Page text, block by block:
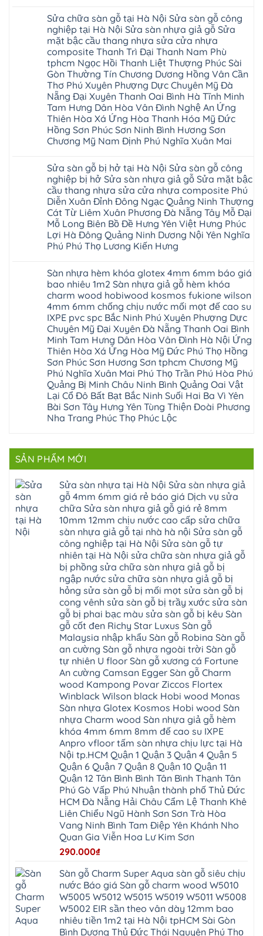
Thanh
Xuân
Kim
Động
Văn
Giang
Cầu
Giấy
Văn
Lâm
tphcm
Khoái
Châu
Trì
Thanh
Xuân
Đoan
Hùng
Thanh
Ba
Cầu
Giấy
Hạ
Hòa
Cẩm
Khê
Tây
Hồ
Yên
Lập
Thanh
Ninh
hưng
yên
Lâm
Thao
Tam
Nông
hải
phòng
Thanh
Thủy
Tân
Hoài
Đức
Bình
Dương
Thủ
Đức
Thanh
Xuân
Thái
Nguyên
Phú
Thọ
Bắc
Giang
Long
Biên
Hải
Dương
Bắc
Ninh
Gia
Lâm
Hà
Nam
Hà
Nội
Hưng
Yên
Đông
Anh
Nam
Định
Sóc
Sơn
Ninh
Bình
Thái
Bình
Vĩnh
Phúc
Tây
Hồ
Thanh
Hóa
Đống
Đa
Nghệ
An
nhựa
giả
gỗ
cong
vênh
Sửa
mặt
bậc
cầu
thang
nhựa
sửa
cửa
nhựa
composite
hoài
đức
đan
thanh
oai
ứng
hòa
long
biên
sài
gòn
đông
anh
sóc
sơn
đà
nẵng
thanh
xuân
cầu
giấy
hoành
bồ
hạ
long
ninh
giang
hoàng
mai
quảng
ninh
tây
hồ
sơn
tây
thất
mê
linh
thanh
quốc
đông
phòng
xuyên
đống
giang
bình
luận
ở
Sửa
chữa
sàn
gỗ
bị
phồng
tại
Hà
Nội
Sửa
sàn
gỗ
công
nghiệp
Nội
Sửa
sàn
nhựa
giả
gỗ
Sửa
mặt
bậc
cầu
thang
nhựa
nhựa
composite
Phúc
Thọ
Phúc
Lộc
Hát
Môn
Sài
Gòn
Thạch
Thất
Hạ
Bằng
Tây
Phương
tphcm
Hòa
Lạc
Yên
Xuân
Đạo
Đà
Nẵng
Đồng
Dương
Đồng
Khánh
Phượng
Thuận
Tràng
Đổng
Phòng
Đông
Phúc
Thịnh
Thiên
Quảng
Thanh
Hưng
Quang
Minh
Nam
Sửa chữa sàn gỗ tại Hà Nội Sửa sàn gỗ công
nghiệp tại Hà Nội Sửa sàn nhựa giả gỗ Sửa
mặt bậc cầu thang nhựa sửa cửa nhựa
composite Thanh Trì Đại Thanh Nam Phù
tphcm Ngọc Hồi Thanh Liệt Thượng Phúc Sài
Gòn Thường Tín Chương Dương Hồng Vân Cần
Thơ Phú Xuyên Phượng Dực Chuyên Mỹ Đà
Nẵng Đại Xuyên Thanh Oai Bình Hà Tĩnh Minh
Tam Hưng Dân Hòa Vân Đình Nghệ An Ứng
Thiên Hòa Xá Ứng Hòa Thanh Hóa Mỹ Đức
Hồng Sơn Phúc Sơn Ninh Bình Hương Sơn
Chương Mỹ Nam Định Phú Nghĩa Xuân Mai
bình
luận
ở
Sửa
chữa
sàn
gỗ
tại
Hà
Nội
Sửa
sàn
nghiệp
tại
Hà
Nội
Sửa
sàn
nhựa
giả
gỗ
Sửa
mặt
bậc
cầu
thang
nhựa
sửa
cửa
nhựa
composite
Thanh
Nam
Phù
Thanh
Thượng
Phúc
Thường
Chương
Dương
Hồng
Xuyên
Phượng
Chuyên
Nẵng
Xuyên
Thanh
Minh
Hưng
Nghệ
Thiên
Thanh
Hồng
Phúc
Hương
Chương
Nam
Sửa sàn gỗ bị hở tại Hà Nội Sửa sàn gỗ công
nghiệp bị hở Sửa sàn nhựa giả gỗ Sửa mặt bậc
cầu thang nhựa sửa cửa nhựa composite Phú
Diễn Xuân Đỉnh Đông Ngạc Quảng Ninh Thượng
Cát Từ Liêm Xuân Phương Đà Nẵng Tây Mỗ Đại
Mỗ Long Biên Bồ Đề Hưng Yên Việt Hưng Phúc
Lợi Hà Đông Quảng Ninh Dương Nội Yên Nghĩa
Phú Phú Thọ Lương Kiến Hưng
bình
luận
ở
Sửa
sàn
gỗ
bị
hở
tại
Hà
Nội
Sửa
sàn
gỗ
công
nghiệp
bị
hở
Sửa
sàn
Sửa
mặt
bậc
cầu
nhựa
nhựa
composite
Xuân
Đông
Ngạc
Quảng
Thượng
Xuân
Phương
Nẵng
Long
Hưng
Hưng
Đông
Quảng
Dương
Nghĩa
Lương
Hưng
Sàn nhựa hèm khóa glotex 4mm 6mm báo giá
bao nhiêu 1m2 Sàn nhựa giả gỗ hèm khóa
charm wood hobiwood kosmos fukione wilson
4mm 6mm chống chịu nước mối mọt đế cao su
IXPE pvc spc Bắc Ninh Phú Xuyên Phượng Dực
Chuyên Mỹ Đại Xuyên Đà Nẵng Thanh Oai Bình
Minh Tam Hưng Dân Hòa Vân Đình Hà Nội Ứng
Thiên Hòa Xá Ứng Hòa Mỹ Đức Phú Thọ Hồng
Sơn Phúc Sơn Hương Sơn tphcm Chương Mỹ
Phú Nghĩa Xuân Mai Phú Thọ Trần Phú Hòa Phú
Quảng Bị Minh Châu Ninh Bình Quảng Oai Vật
Lại Cổ Đô Bất Bạt Bắc Ninh Suối Hai Ba Vì Yên
Bài Sơn Tây Hưng Yên Tùng Thiện Đoài Phương
Nha Trang Phúc Thọ Phúc Lộc
luận
ở
Sàn
khóa
glotex
4mm
6mm
nhiêu
nhựa
charm
wood
hobiwood
kosmos
fukione
wilson
4mm
6mm
chống
nước
Xuyên
Phượng
Chuyên
Xuyên
Nẵng
Thanh
Hưng
SẢN PHẨM MỚI
Sửa sàn nhựa tại Hà Nội Sửa sàn nhựa giả
gỗ 4mm 6mm giá rẻ báo giá Dịch vụ sửa
chữa Sửa sàn nhựa giả gỗ giá rẻ 8mm
10mm 12mm chịu nước cao cấp sửa chữa
sàn nhựa giả gỗ tại nhà hà nội Sửa sàn gỗ
công nghiệp tại Hà Nội Sửa sàn gỗ tự
nhiên tại Hà Nội sửa chữa sàn nhựa giả gỗ
bị phồng sửa chữa sàn nhựa giả gỗ bị
ngập nước sửa chữa sàn nhựa giả gỗ bị
hỏng sửa sàn gỗ bị mối mọt sửa sàn gỗ bị
cong vênh sửa sàn gỗ bị trầy xước sửa sàn
gỗ bị phai bạc màu sửa sàn gỗ bị kêu Sàn
gỗ cốt đen Richy Star Luxus Sàn gỗ
Malaysia nhập khẩu Sàn gỗ Robina Sàn gỗ
an cường Sàn gỗ nhựa ngoài trời Sàn gỗ
tự nhiên U floor Sàn gỗ xương cá Fortune
An cường Camsan Egger Sàn gỗ Charm
wood Kampong Povar Ziccos Flortex
Winblack Wilson black Hobi wood Monas
Sàn nhựa Glotex Kosmos Hobi wood Sàn
nhựa Charm wood Sàn nhựa giả gỗ hèm
khóa 4mm 6mm 8mm đế cao su IXPE
Anpro vfloor tấm sàn nhựa chịu lực tại Hà
Nội tp.HCM Quận 1 Quận 3 Quận 4 Quận 5
Quận 6 Quận 7 Quận 8 Quận 10 Quận 11
Quận 12 Tân Bình Bình Tân Bình Thạnh Tân
Phú Gò Vấp Phú Nhuận thành phố Thủ Đức
HCM Đà Nẵng Hải Châu Cẩm Lệ Thanh Khê
Liên Chiểu Ngũ Hành Sơn Sơn Trà Hòa
Vang Ninh Bình Tam Điệp Yên Khánh Nho
Quan Gia Viễn Hoa Lư Kim Sơn
290.000₫
Sàn gỗ Charm Super Aqua sàn gỗ siêu chịu
nước Báo giá Sàn gỗ charm wood W5010
W5005 W5012 W5015 W5019 W5011 W5008
W5002 EIR sần theo vân dày 12mm bao
nhiêu tiền 1m2 tại Hà Nội tpHCM Sài Gòn
Bình Dương Thủ Đức Thái Nguyên Phú Thọ